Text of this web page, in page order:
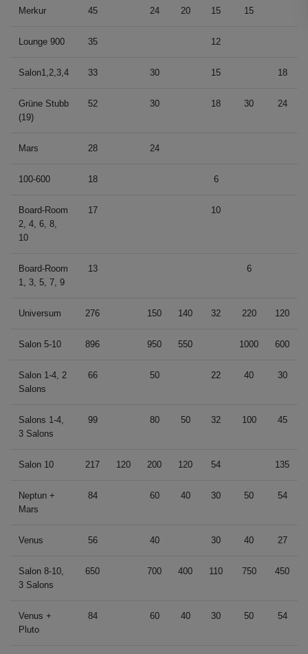
Merkur 45 24 20 15 15
Lounge 900 35 12
Salon1,2,3,4 33 30 15 18
Grüne Stubb
(19)
52 30 18 30 24
Mars 28 24
100-600 18 6
Board-Room
2, 4, 6, 8,
10
17 10
Board-Room
1, 3, 5, 7, 9
13 6
Universum 276 150 140 32 220 120
Salon 5-10 896 950 550 1000 600
Salon 1-4, 2
Salons
66 50 22 40 30
Salons 1-4,
3 Salons
99 80 50 32 100 45
Salon 10 217 120 200 120 54 135
Neptun +
Mars
84 60 40 30 50 54
Venus 56 40 30 40 27
Salon 8-10,
3 Salons
650 700 400 110 750 450
Venus +
Pluto
84 60 40 30 50 54